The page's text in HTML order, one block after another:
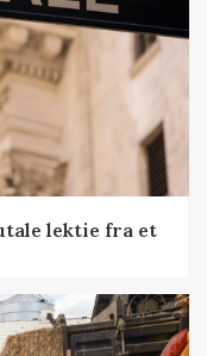
lektie fra et